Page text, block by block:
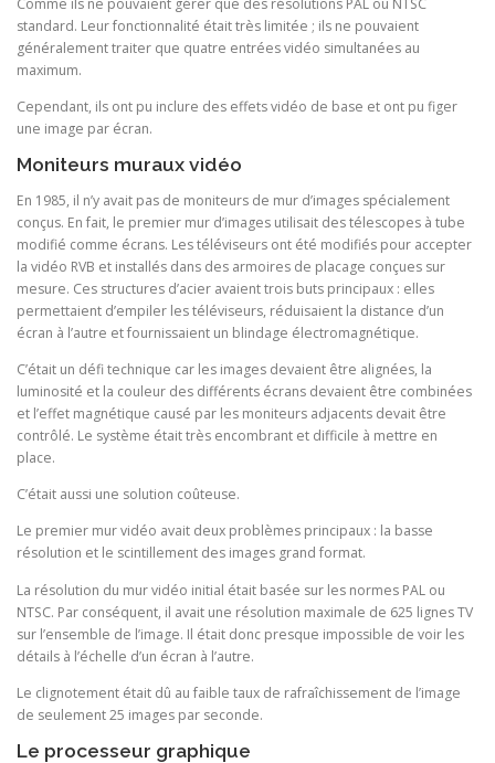
standard. Leur fonctionnalité était très limitée ; ils ne pouvaient
généralement traiter que quatre entrées vidéo simultanées au
maximum.
Cependant, ils ont pu inclure des effets vidéo de base et ont pu figer
une image par écran.
Moniteurs muraux vidéo
En 1985, il n’y avait pas de moniteurs de mur d’images spécialement
conçus. En fait, le premier mur d’images utilisait des télescopes à tube
modifié comme écrans. Les téléviseurs ont été modifiés pour accepter
la vidéo RVB et installés dans des armoires de placage conçues sur
mesure. Ces structures d’acier avaient trois buts principaux : elles
permettaient d’empiler les téléviseurs, réduisaient la distance d’un
écran à l’autre et fournissaient un blindage électromagnétique.
C’était un défi technique car les images devaient être alignées, la
luminosité et la couleur des différents écrans devaient être combinées
et l’effet magnétique causé par les moniteurs adjacents devait être
contrôlé. Le système était très encombrant et difficile à mettre en
place.
C’était aussi une solution coûteuse.
Le premier mur vidéo avait deux problèmes principaux : la basse
résolution et le scintillement des images grand format.
La résolution du mur vidéo initial était basée sur les normes PAL ou
NTSC. Par conséquent, il avait une résolution maximale de 625 lignes TV
sur l’ensemble de l’image. Il était donc presque impossible de voir les
détails à l’échelle d’un écran à l’autre.
Le clignotement était dû au faible taux de rafraîchissement de l’image
de seulement 25 images par seconde.
Le processeur graphique